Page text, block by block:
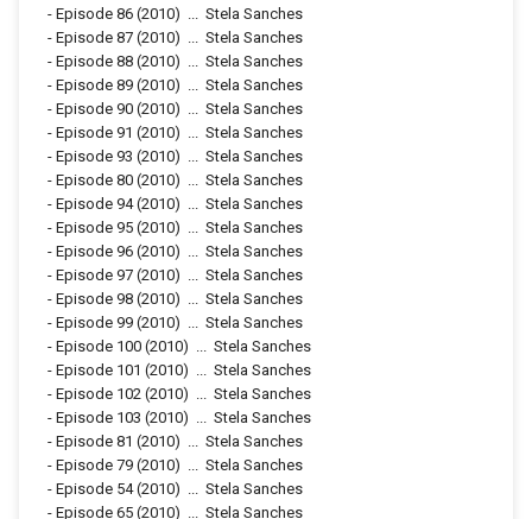
- Episode 86 (2010)
Stela Sanches
- Episode 87 (2010)
Stela Sanches
- Episode 88 (2010)
Stela Sanches
- Episode 89 (2010)
Stela Sanches
- Episode 90 (2010)
Stela Sanches
- Episode 91 (2010)
Stela Sanches
- Episode 93 (2010)
Stela Sanches
- Episode 80 (2010)
Stela Sanches
- Episode 94(2010)
Stela Sanches
- Episode 95 (2010)
Stela Sanches
- Episode 96 (2010)
Stela Sanches
- Episode 97 (2010)
Stela Sanches
- Episode 98 (2010)
Stela Sanches
- Episode 99 (2010)
Stela Sanches
- Episode 100 (2010)
Stela Sanches
- Episode 101 (2010)
Stela Sanches
- Episode 102 (2010)
Stela Sanches
- Episode 103 (2010)
Stela Sanches
- Episode 81 (2010)
Stela Sanches
- Episode 79 (2010)
Stela Sanches
- Episode 54(2010)
Stela Sanches
- Episode 65 (2010)
Stela Sanches